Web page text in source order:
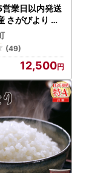
追加しました！
ります。
つゆ×2本
のつゆ×2本
ット×各1本
と、だしがきい
ます。こだわり
楽しめます。
しておめでとう
営業日以内発送
さがびより 佐
）10kg
(49)
12,500